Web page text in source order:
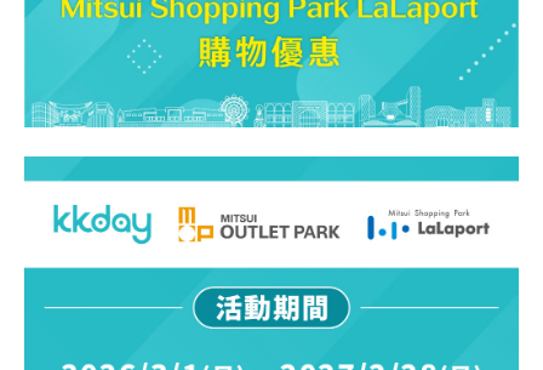
APP會員專區